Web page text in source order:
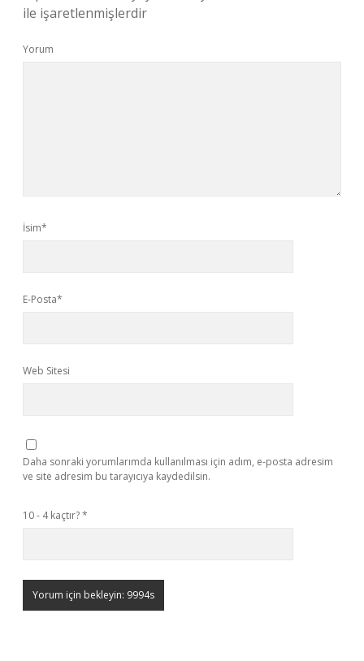
ile işaretlenmişlerdir
Yorum
İsim*
E-Posta*
Web Sitesi
Daha sonraki yorumlarımda kullanılması için adım, e-posta adresim
ve site adresim bu tarayıcıya kaydedilsin.
10 - 4 kaçtır?*